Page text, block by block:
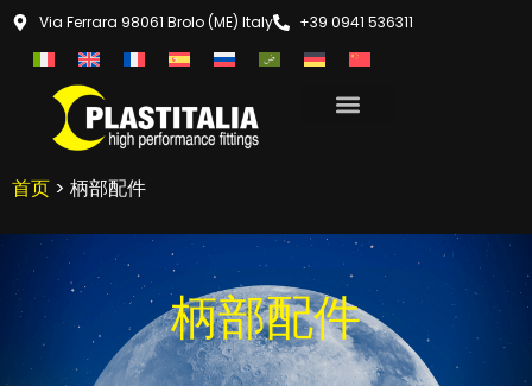
Via Ferrara 98061 Brolo (ME) Italy +39 0941 536311
首页 > 柄部配件
柄部配件